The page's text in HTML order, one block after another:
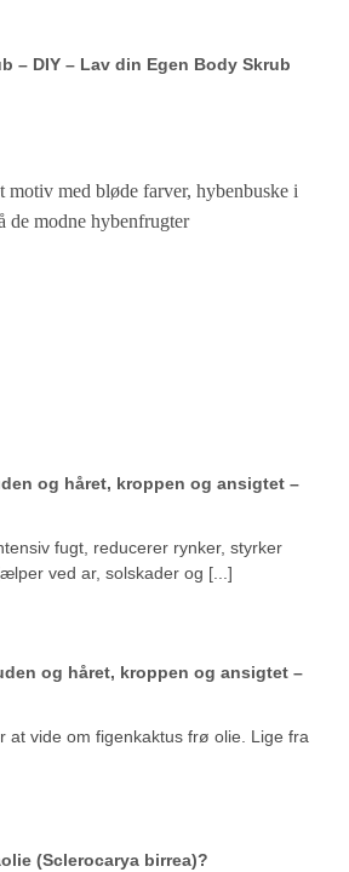
– DIY – Lav din Egen Body Skrub
og håret, kroppen og ansigtet –
fugt, reducerer rynker, styrker
ved ar, solskader og [...]
og håret, kroppen og ansigtet –
at vide om figenkaktus frø olie. Lige fra
(Sclerocarya birrea)?